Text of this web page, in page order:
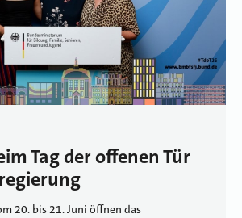
Tag der offenen Tür
20. bis 21. Juni öffnen das